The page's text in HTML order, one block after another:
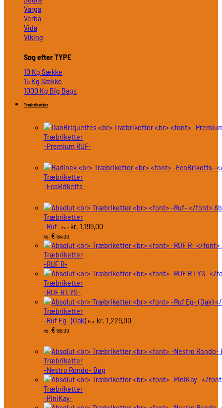
Varga
Verba
Vida
Viking
Søg efter TYPE
10 Kg Sække
15 Kg Sække
1000 Kg Big Bags
Træbriketter
Træbriketter
-Premium RUF-
Træbriketter
-EcoBriketts-
Træbriketter
-Ruf- Fra: kr. 1.199,00
Ab: €164,00
Træbriketter
-RUF R-
Træbriketter
-RUF R LYS-
Træbriketter
-Ruf Eg- (Oak) Fra: kr. 1.229,00
Ab: €168,00
Træbriketter
-Nestro Rondo- Bøg
Træbriketter
-PiniKay-